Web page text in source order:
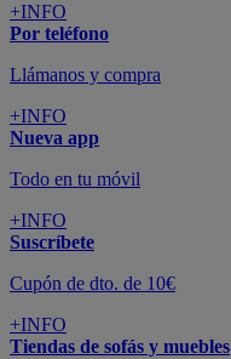
+INFO
Por teléfono
Llámanos y compra
+INFO
Nueva app
Todo en tu móvil
+INFO
Suscríbete
Cupón de dto. de 10€
+INFO
Tiendas de sofás y muebles